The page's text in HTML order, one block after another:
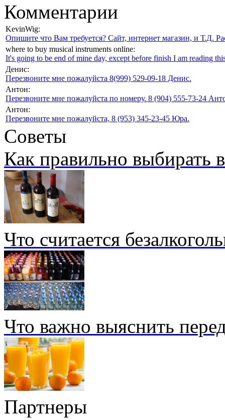
Комментарии
KevinWig:
Опишите что Вам требуется? Сайт, интернет магазин, и Т.Д.
where to buy musical instruments online:
It's going to be end of mine day, except before finish I am reading
Денис:
Перезвоните мне пожалуйста 8(999) 529-09-18 Денис.
Антон:
Перезвоните мне пожалуйста по номеру. 8 (904) 555-73-24
Антон:
Перезвоните мне пожалуйста, 8 (953) 345-23-45 Юра.
Советы
Как правильно выбирать
Что считается
Что важно выяснить
Партнеры